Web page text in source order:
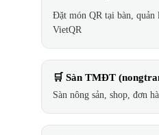
Đặt món QR tại bàn, quản
VietQR
🛒 Sàn TMĐT
Sàn nông sản, shop, đơn